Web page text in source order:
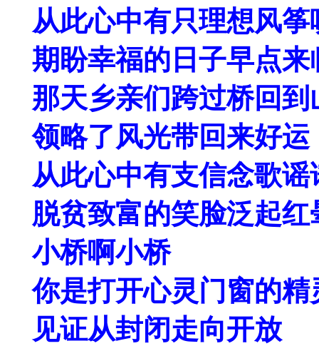
从此心中有只理想风筝
期盼幸福的日子早点来
那天乡亲们跨过桥回到
领略了风光带回来好运
从此心中有支信念歌谣
脱贫致富的笑脸泛起红
小桥啊小桥
你是打开心灵门窗的精
见证从封闭走向开放